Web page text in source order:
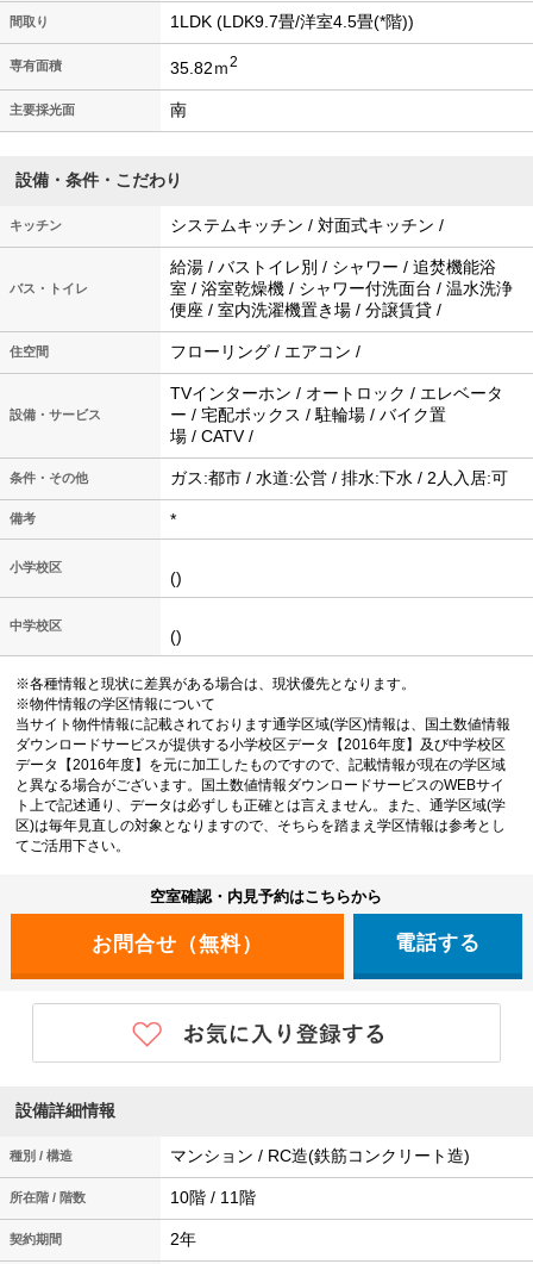
間取り 1LDK (LDK9.7畳/洋室4.5畳(*階))
専有面積 35.82ｍ2
主要採光面 南
設備・条件・こだわり
キッチン システムキッチン / 対面式キッチン /
バス・トイレ
給湯 / バストイレ別 / シャワー / 追焚機能浴
室 / 浴室乾燥機 / シャワー付洗面台 / 温水洗浄
便座 / 室内洗濯機置き場 / 分譲賃貸 /
住空間 フローリング / エアコン /
設備・サービス
TVインターホン / オートロック / エレベータ
ー / 宅配ボックス / 駐輪場 / バイク置
場 / CATV /
条件・その他 ガス:都市 / 水道:公営 / 排水:下水 / 2人入居:可
備考 *
小学校区
()
中学校区
()
※各種情報と現状に差異がある場合は、現状優先となります。
※物件情報の学区情報について
当サイト物件情報に記載されております通学区域(学区)情報は、国土数値情報
ダウンロードサービスが提供する小学校区データ【2016年度】及び中学校区
データ【2016年度】を元に加工したものですので、記載情報が現在の学区域
と異なる場合がございます。国土数値情報ダウンロードサービスのWEBサイ
ト上で記述通り、データは必ずしも正確とは言えません。また、通学区域(学
区)は毎年見直しの対象となりますので、そちらを踏まえ学区情報は参考とし
てご活用下さい。
空室確認・内見予約はこちらから
電話する
設備詳細情報
種別 / 構造 マンション / RC造(鉄筋コンクリート造)
所在階 / 階数 10階 / 11階
契約期間 2年